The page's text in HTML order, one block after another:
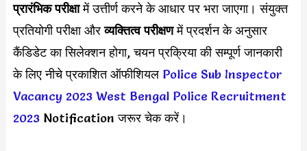
प्रारंभिक परीक्षामें उत्तीर्ण करने के आधार पर भरा जाएगा। संयुक्त
प्रतियोगी परीक्षा औरव्यक्तित्व परीक्षणमें प्रदर्शन के अनुसार
कैंडिडेट का सिलेक्शन होगा, चयन प्रक्रिया की सम्पूर्ण जानकारी
के लिए नीचे प्रकाशित ऑफीशियल Police Sub Inspector
Vacancy 2023 West Bengal Police Recruitment
2023Notification जरूर चेक करें।